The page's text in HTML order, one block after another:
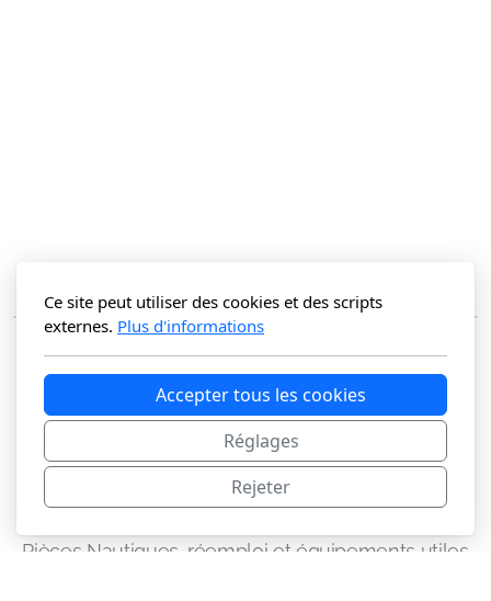
Le Comptoir Carenelec
Pièces Nautiques, réemploi et équipements utiles
Ce site peut utiliser des cookies et des scripts
externes. Plus d'informations
Accepter tous les cookies
Réglages
Rejeter